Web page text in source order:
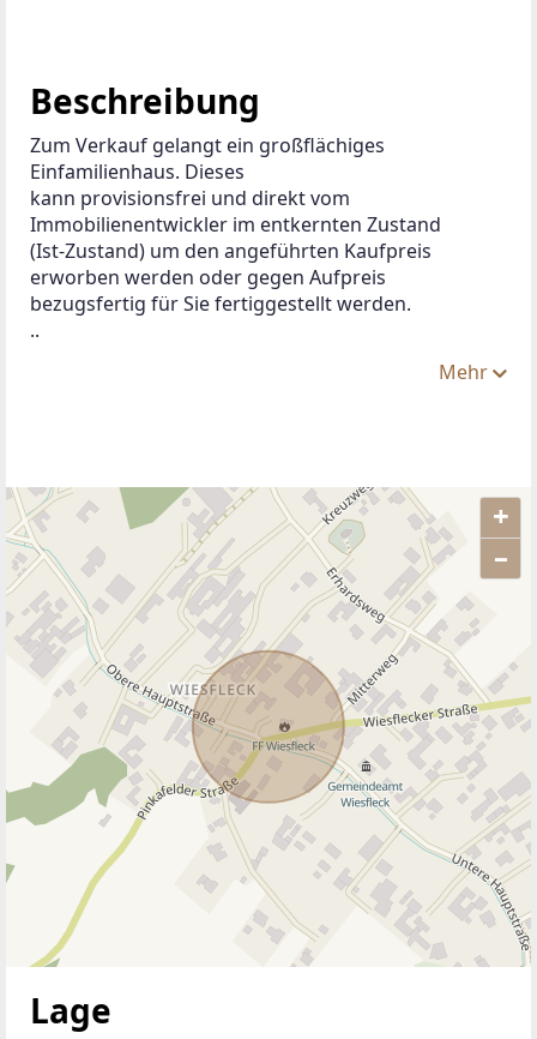
Beschreibung
Zum Verkauf gelangt ein großflächiges
Einfamilienhaus. Dieses
kann provisionsfrei und direkt vom
Immobilienentwickler im entkernten Zustand
(Ist-Zustand) um den angeführten Kaufpreis
erworben werden oder gegen Aufpreis
bezugsfertig für Sie fertiggestellt werden.
..
Mehr
+
–
ANBIETER KONTAKTIEREN
Lage